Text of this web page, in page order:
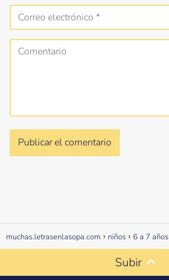
muchas.letrasenlasopa.com niños 6 a 7 años
Subir